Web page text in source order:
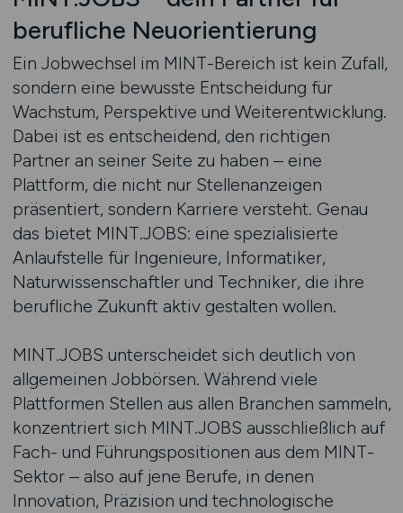
berufliche Neuorientierung
Ein Jobwechsel im MINT-Bereich ist kein Zufall,
sondern eine bewusste Entscheidung für
Wachstum, Perspektive und Weiterentwicklung.
Dabei ist es entscheidend, den richtigen
Partner an seiner Seite zu haben – eine
Plattform, die nicht nur Stellenanzeigen
präsentiert, sondern Karriere versteht. Genau
das bietet MINT.JOBS: eine spezialisierte
Anlaufstelle für Ingenieure, Informatiker,
Naturwissenschaftler und Techniker, die ihre
berufliche Zukunft aktiv gestalten wollen.
MINT.JOBS unterscheidet sich deutlich von
allgemeinen Jobbörsen. Während viele
Plattformen Stellen aus allen Branchen sammeln,
konzentriert sich MINT.JOBS ausschließlich auf
Fach- und Führungspositionen aus dem MINT-
Sektor – also auf jene Berufe, in denen
Innovation, Präzision und technologische